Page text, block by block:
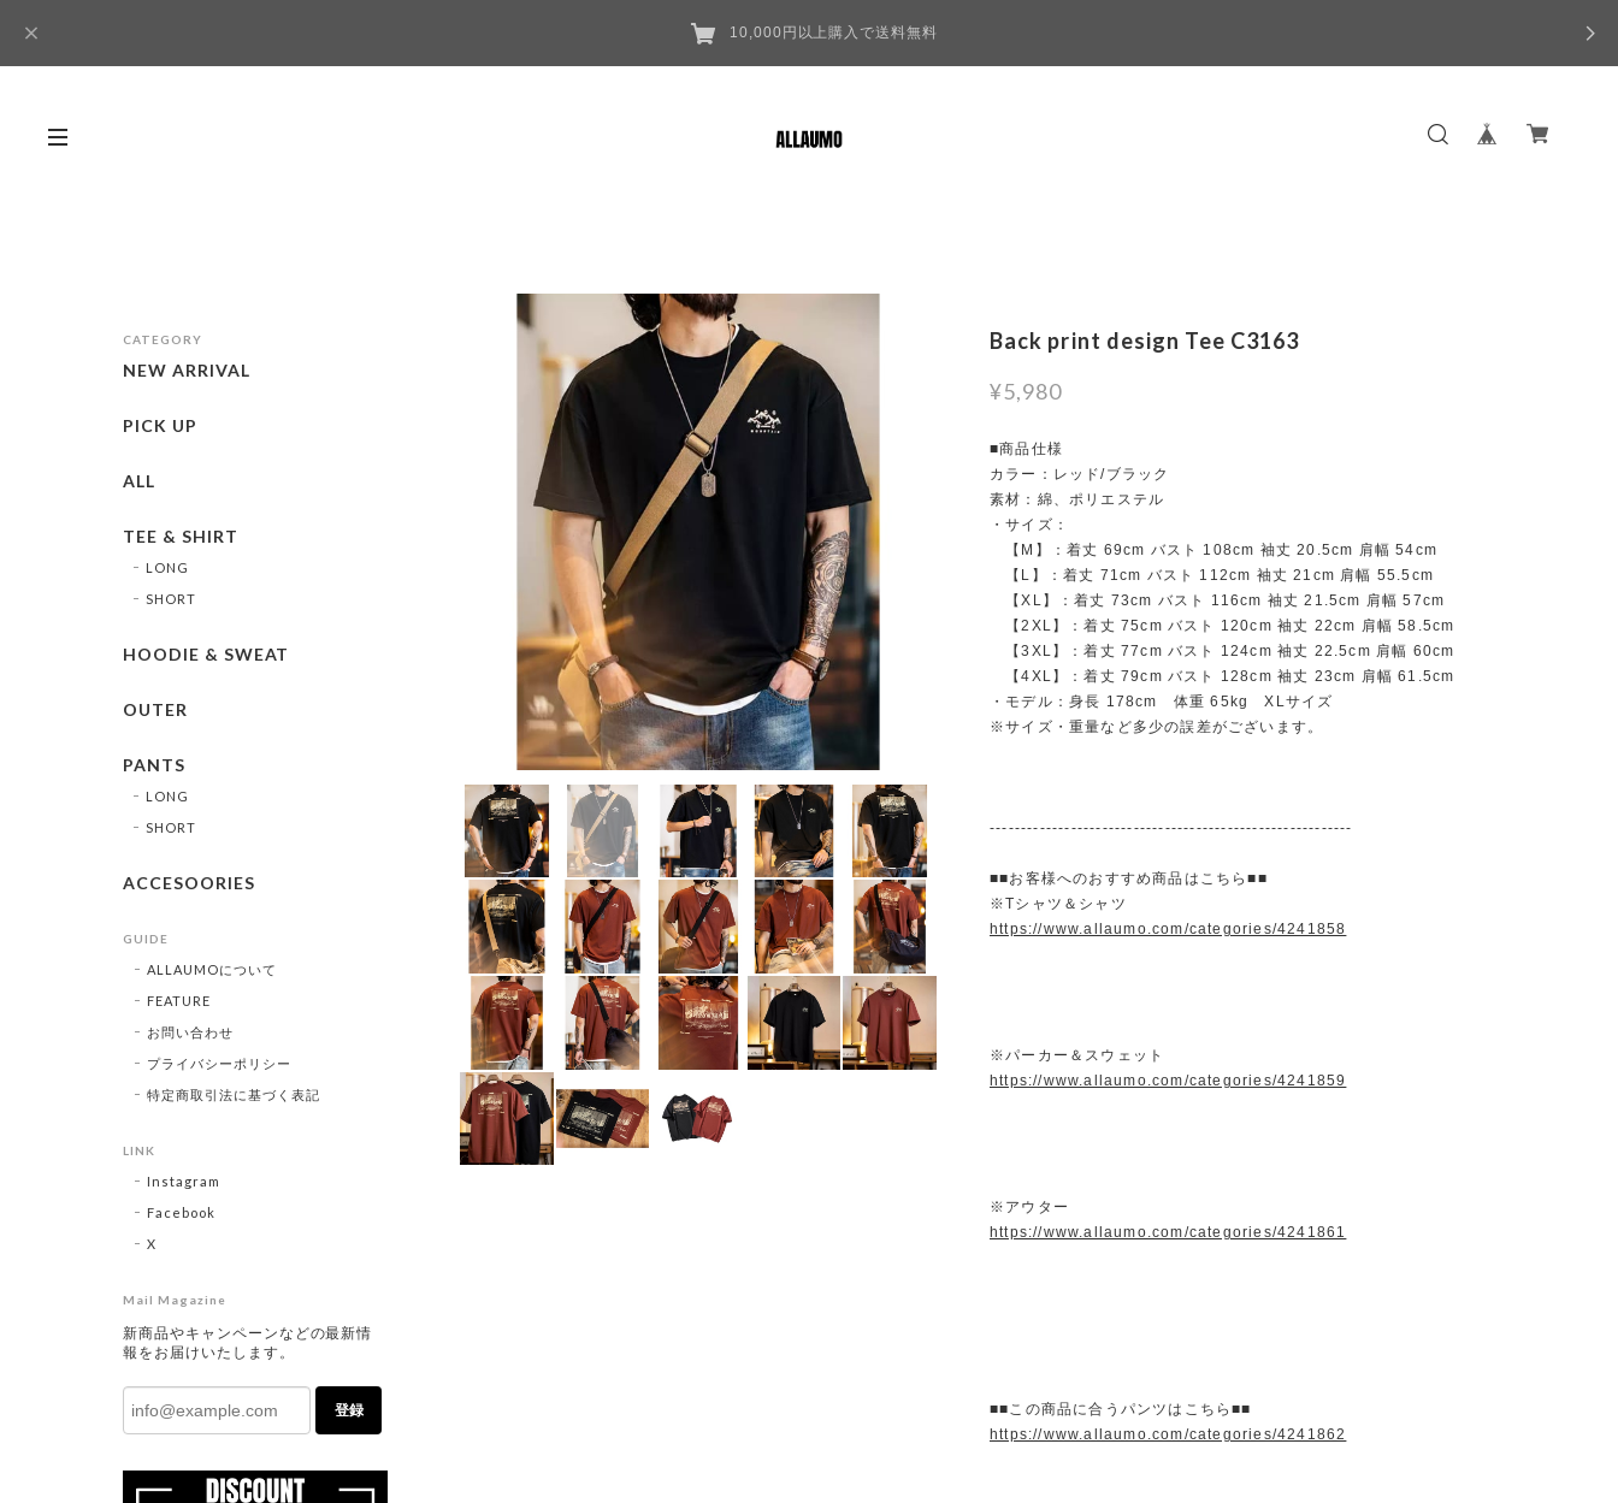
10,000円以上購入で送料無料
Back print design Tee C3163
¥5,980
■商品仕様
カラー：レッド/ブラック
素材：綿、ポリエステル
・サイズ：
【M】：着丈 69cm バスト 108cm 袖丈 20.5cm 肩幅 54cm
【L】：着丈 71cm バスト 112cm 袖丈 21cm 肩幅 55.5cm
【XL】：着丈 73cm バスト 116cm 袖丈 21.5cm 肩幅 57cm
【2XL】：着丈 75cm バスト 120cm 袖丈 22cm 肩幅 58.5cm
【3XL】：着丈 77cm バスト 124cm 袖丈 22.5cm 肩幅 60cm
【4XL】：着丈 79cm バスト 128cm 袖丈 23cm 肩幅 61.5cm
・モデル：身長 178cm 体重 65kg XLサイズ
※サイズ・重量など多少の誤差がございます。
----------------------------------------------------------
■■お客様へのおすすめ商品はこちら■■
※Tシャツ＆シャツ
https://www.allaumo.com/categories/4241858
※パーカー＆スウェット
https://www.allaumo.com/categories/4241859
※アウター
https://www.allaumo.com/categories/4241861
■■この商品に合うパンツはこちら■■
https://www.allaumo.com/categories/4241862
CATEGORY
NEW ARRIVAL
PICK UP
ALL
TEE & SHIRT
LONG
SHORT
HOODIE & SWEAT
OUTER
PANTS
LONG
SHORT
ACCESOORIES
GUIDE
ALLAUMOについて
FEATURE
お問い合わせ
プライバシーポリシー
特定商取引法に基づく表記
LINK
Instagram
Facebook
X
Mail Magazine
新商品やキャンペーンなどの最新情
報をお届けいたします。
登録